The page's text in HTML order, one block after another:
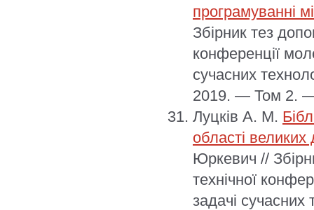
програмуванні
Збірник тез
конференції
сучасних
2019. — Том 2.
Луцків А. М.
області великих
Юркевич //
технічної
задачі